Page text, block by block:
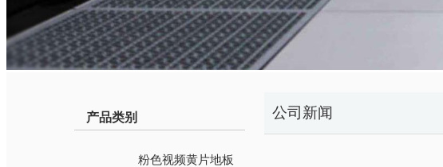
产品类别
粉色视频黄片地板
公司新闻